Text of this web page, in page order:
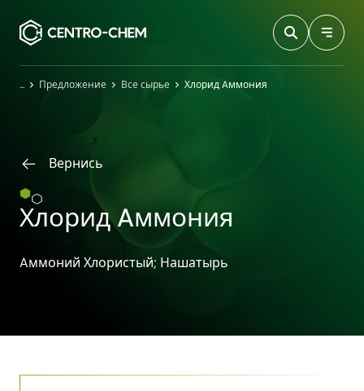
ГлавнаяПредложение Все сырье Хлорид Aммония
Вернись
Хлорид Aммония
Aммоний Хлористый; Нашатырь